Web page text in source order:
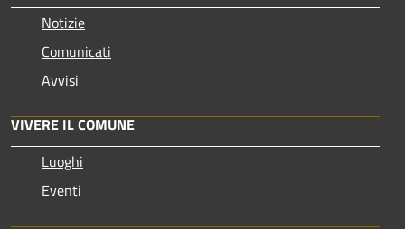
Notizie
Comunicati
Avvisi
VIVERE IL COMUNE
Luoghi
Eventi